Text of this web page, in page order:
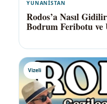
YUNANISTAN
Rodos’a Nasıl
Bodrum Feribotu ve
Vizeli